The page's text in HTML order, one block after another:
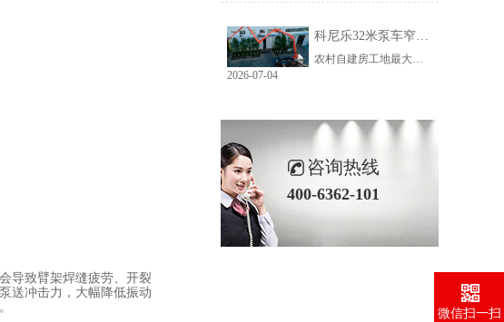
导致臂架焊缝疲劳、开裂
送冲击力，大幅降低振动
科尼乐32米泵车窄巷施工优势解析
农村自建房工地最大的特点就是空间受限，巷道窄、院落小、障碍物多。市面上多数常规泵车车身尺寸大、支腿跨度宽，往往出现能进村、进不了院、进院不能施工的尴尬情况，最后只能人工接管浇筑，施工慢、人工贵、甲方满意度低。想要拿下乡镇窄场活源，设备的窄巷适配能力是关键，科尼乐32米泵车针对性优化狭小场地性能，完美适配农村复杂工况。
2026-07-04
咨询热线
400-6362-101
微信扫一扫